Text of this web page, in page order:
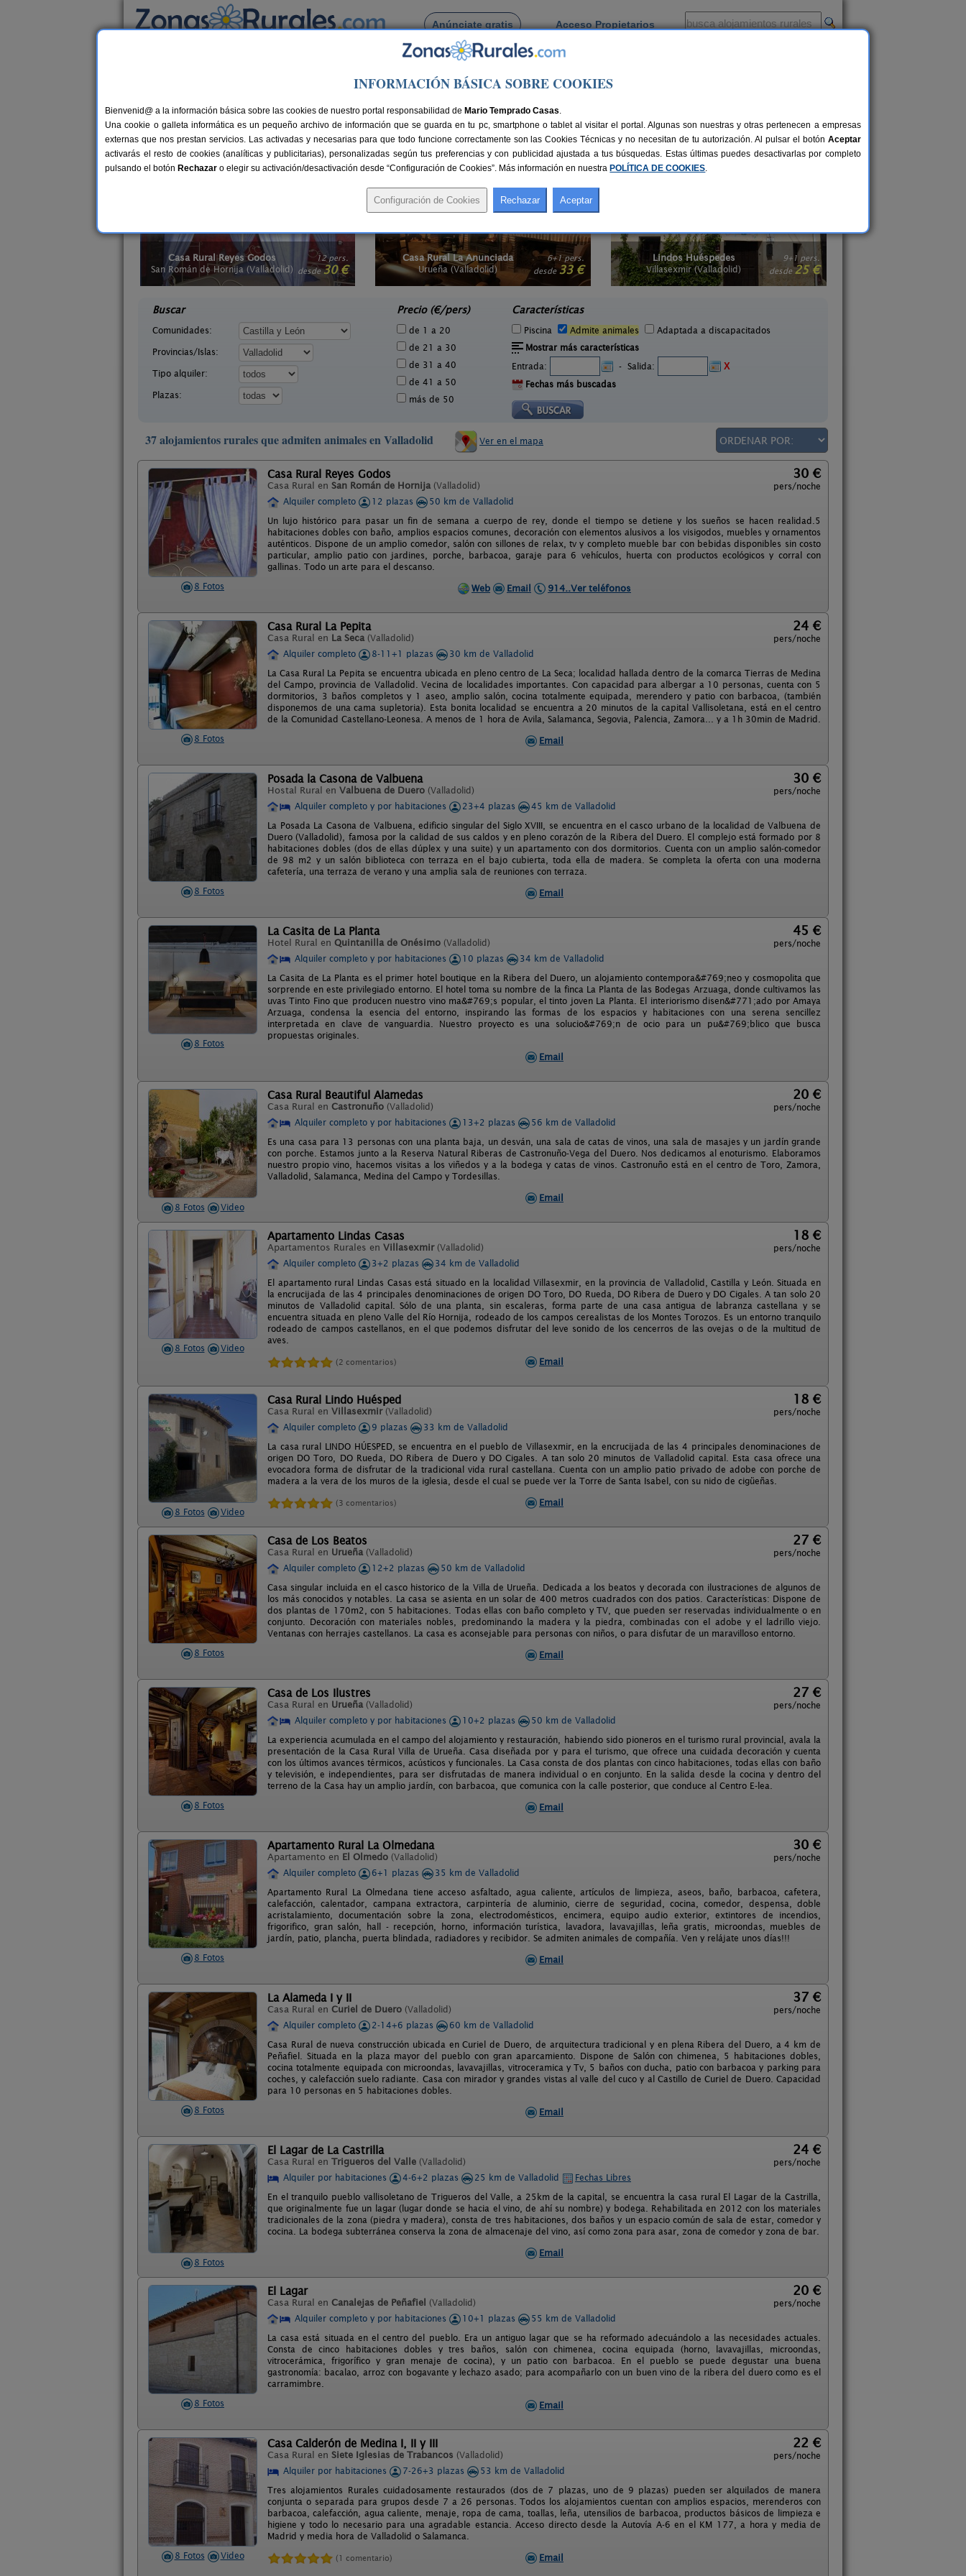
Anúnciate gratis Acceso Propietarios
Busca por pueblo
>Castilla y León> Valladolid
Casas rurales que admiten animales en Valladolid
¿Buscas casas rurales que admiten animales? Aquí encontrarásalojamientos en Valladolid que aceptan mascotas, son parte de la familia y por ello, van
contigo de vacaciones. También tienen derecho de disfrutar de las ventajas de alquilar una casa rural y de los encantos del entorno. ¿Te imaginas el
momento mágico con tu mascota al lado de la chimena?, encuentra
casas rurales con chimenea en Valladolid y filtra por las que admitan animales.
6+1 pers.
desde33 €
Casa Rural La Anunciada
Urueña (Valladolid)
9+1 pers.
desde25 €
Lindos Huéspedes
Villasexmir (Valladolid)
6-8+2 pers.
desde 23 €
La Casa del Medio
Curiel de Duero (Valladolid)
Buscar
Comunidades:
Provincias/Islas:
Tipo alquiler:
Plazas:
Precio (€/pers)
de 1 a 20
de 21 a 30
de 31 a 40
de 41 a 50
más de 50
Características
Piscina Admite animales
Adaptada a discapacitados
Mostrar más características
Entrada:
- Salida:
X
Fechas más buscadas
37 alojamientos rurales que admiten animales en Valladolid Ver en el mapa
8 Fotos
Casa Rural Reyes Godos
Casa Rural en San Román de Hornija (Valladolid)
30 €
pers/noche
Alquiler completo
12 plazas
50 km de Valladolid
Un lujo histórico para pasar un fin de semana a cuerpo de rey, donde el tiempo se detiene y los sueños se hacen realidad.5
habitaciones dobles con baño, amplios espacios comunes, decoración con elementos alusivos a los visigodos, muebles y ornamentos
auténticos. Dispone de un amplio comedor, salón con sillones de relax, tv y completo mueble bar con bebidas disponibles sin costo
particular, amplio patio con jardines, porche, barbacoa, garaje para 6 vehículos, huerta con productos ecológicos y corral con
gallinas. Todo un arte para el descanso.
Web
Email 914..Ver teléfonos
8 Fotos
Casa Rural La Pepita
Casa Rural en La Seca (Valladolid)
24 €
pers/noche
Alquiler completo
8-11+1 plazas
30 km de Valladolid
La Casa Rural La Pepita se encuentra ubicada en pleno centro de La Seca; localidad hallada dentro de la comarca Tierras de Medina
del Campo, provincia de Valladolid. Vecina de localidades importantes. Con capacidad para albergar a 10 personas, cuenta con 5
dormitorios, 3 baños completos y 1 aseo, amplio salón, cocina totalmente equipada, merendero y patio con barbacoa, (también
disponemos de una cama supletoria). Esta bonita localidad se encuentra a 20 minutos de la capital Vallisoletana, está en el centro
de la Comunidad Castellano-Leonesa. A menos de 1 hora de Avila, Salamanca, Segovia, Palencia, Zamora... y a 1h 30min de Madrid.
Email
8 Fotos
Posada la Casona de Valbuena
Hostal Rural en Valbuena de Duero (Valladolid)
30 €
pers/noche
Alquiler completo y por habitaciones
23+4 plazas
45 km de Valladolid
La Posada La Casona de Valbuena, edificio singular del Siglo XVIII, se encuentra en el casco urbano de la localidad de Valbuena de
Duero (Valladolid), famosa por la calidad de sus caldos y en pleno corazón de la Ribera del Duero. El complejo está formado por 8
habitaciones dobles (dos de ellas dúplex y una suite) y un apartamento con dos dormitorios. Cuenta con un amplio salón-comedor
de 98 m2 y un salón biblioteca con terraza en el bajo cubierta, toda ella de madera. Se completa la oferta con una moderna
cafetería, una terraza de verano y una amplia sala de reuniones con terraza.
Email
8 Fotos
La Casita de La Planta
Hotel Rural en Quintanilla de Onésimo (Valladolid)
45 €
pers/noche
Alquiler completo y por habitaciones
10 plazas
34 km de Valladolid
La Casita de La Planta es el primer hotel boutique en la Ribera del Duero, un alojamiento contempora&#769;neo y cosmopolita que
sorprende en este privilegiado entorno. El hotel toma su nombre de la finca La Planta de las Bodegas Arzuaga, donde cultivamos las
uvas Tinto Fino que producen nuestro vino ma&#769;s popular, el tinto joven La Planta. El interiorismo disen&#771;ado por Amaya
Arzuaga, condensa la esencia del entorno, inspirando las formas de los espacios y habitaciones con una serena sencillez
interpretada en clave de vanguardia. Nuestro proyecto es una solucio&#769;n de ocio para un pu&#769;blico que busca
propuestas originales.
Email
8 Fotos Video
Casa Rural Beautiful Alamedas
Casa Rural en Castronuño (Valladolid)
20 €
pers/noche
Alquiler completo y por habitaciones
13+2 plazas
56 km de Valladolid
Es una casa para 13 personas con una planta baja, un desván, una sala de catas de vinos, una sala de masajes y un jardín grande
con porche. Estamos junto a la Reserva Natural Riberas de Castronuño-Vega del Duero. Nos dedicamos al enoturismo. Elaboramos
nuestro propio vino, hacemos visitas a los viñedos y a la bodega y catas de vinos. Castronuño está en el centro de Toro, Zamora,
Valladolid, Salamanca, Medina del Campo y Tordesillas.
Email
8 Fotos Video
Apartamento Lindas Casas
Apartamentos Rurales en Villasexmir (Valladolid)
18 €
pers/noche
Alquiler completo
3+2 plazas
34 km de Valladolid
El apartamento rural Lindas Casas está situado en la localidad Villasexmir, en la provincia de Valladolid, Castilla y León. Situada en
la encrucijada de las 4 principales denominaciones de origen DO Toro, DO Rueda, DO Ribera de Duero y DO Cigales. A tan solo 20
minutos de Valladolid capital. Sólo de una planta, sin escaleras, forma parte de una casa antigua de labranza castellana y se
encuentra situada en pleno Valle del Río Hornija, rodeado de los campos cerealistas de los Montes Torozos. Es un entorno tranquilo
rodeado de campos castellanos, en el que podemos disfrutar del leve sonido de los cencerros de las ovejas o de la multitud de
aves.
(2 comentarios) Email
8 Fotos Video
Casa Rural Lindo Huésped
Casa Rural en Villasexmir (Valladolid)
18 €
pers/noche
Alquiler completo
9 plazas
33 km de Valladolid
La casa rural LINDO HÚESPED, se encuentra en el pueblo de Villasexmir, en la encrucijada de las 4 principales denominaciones de
origen DO Toro, DO Rueda, DO Ribera de Duero y DO Cigales. A tan solo 20 minutos de Valladolid capital. Esta casa ofrece una
evocadora forma de disfrutar de la tradicional vida rural castellana. Cuenta con un amplio patio privado de adobe con porche de
madera a la vera de los muros de la iglesia, desde el cual se puede ver la Torre de Santa Isabel, con su nido de cigüeñas.
(3 comentarios) Email
8 Fotos
Casa de Los Beatos
Casa Rural en Urueña (Valladolid)
27 €
pers/noche
Alquiler completo
12+2 plazas
50 km de Valladolid
Casa singular incluida en el casco historico de la Villa de Urueña. Dedicada a los beatos y decorada con ilustraciones de algunos de
los más conocidos y notables. La casa se asienta en un solar de 400 metros cuadrados con dos patios. Características: Dispone de
dos plantas de 170m2, con 5 habitaciones. Todas ellas con baño completo y TV, que pueden ser reservadas individualmente o en
conjunto. Decoración con materiales nobles, predominando la madera y la piedra, combinadas con el adobe y el ladrillo viejo.
Ventanas con herrajes castellanos. La casa es aconsejable para personas con niños, o para disfutar de un maravilloso entorno.
Email
8 Fotos
Casa de Los Ilustres
Casa Rural en Urueña (Valladolid)
27 €
pers/noche
Alquiler completo y por habitaciones
10+2 plazas
50 km de Valladolid
La experiencia acumulada en el campo del alojamiento y restauración, habiendo sido pioneros en el turismo rural provincial, avala la
presentación de la Casa Rural Villa de Urueña. Casa diseñada por y para el turismo, que ofrece una cuidada decoración y cuenta
con los últimos avances térmicos, acústicos y funcionales. La Casa consta de dos plantas con cinco habitaciones, todas ellas con baño
y televisión, e independientes, para ser disfrutadas de manera individual o en conjunto. En la salida desde la cocina y dentro del
terreno de la Casa hay un amplio jardín, con barbacoa, que comunica con la calle posterior, que conduce al Centro E-lea.
Email
8 Fotos
Apartamento Rural La Olmedana
Apartamento en El Olmedo (Valladolid)
30 €
pers/noche
Alquiler completo
6+1 plazas
35 km de Valladolid
Apartamento Rural La Olmedana tiene acceso asfaltado, agua caliente, artículos de limpieza, aseos, baño, barbacoa, cafetera,
calefacción, calentador, campana extractora, carpintería de aluminio, cierre de seguridad, cocina, comedor, despensa, doble
acristalamiento, documentación sobre la zona, electrodomésticos, encimera, equipo audio exterior, extintores de incendios,
frigorifico, gran salón, hall - recepción, horno, información turística, lavadora, lavavajillas, leña gratis, microondas, muebles de
jardín, patio, plancha, puerta blindada, radiadores y recibidor. Se admiten animales de compañía. Ven y relájate unos días!!!
Email
8 Fotos
La Alameda I y II
Casa Rural en Curiel de Duero (Valladolid)
37 €
pers/noche
Alquiler completo
2-14+6 plazas
60 km de Valladolid
Casa Rural de nueva construcción ubicada en Curiel de Duero, de arquitectura tradicional y en plena Ribera del Duero, a 4 km de
Peñafiel. Situada en la plaza mayor del pueblo con gran aparcamiento. Dispone de Salón con chimenea, 5 habitaciones dobles,
cocina totalmente equipada con microondas, lavavajillas, vitroceramica y Tv, 5 baños con ducha, patio con barbacoa y parking para
coches, y calefacción suelo radiante. Casa con mirador y grandes vistas al valle del cuco y al Castillo de Curiel de Duero. Capacidad
para 10 personas en 5 habitaciones dobles.
Email
8 Fotos
El Lagar de La Castrilla
Casa Rural en Trigueros del Valle (Valladolid)
24 €
pers/noche
Alquiler por habitaciones
4-6+2 plazas 25 km de Valladolid
Fechas Libres
En el tranquilo pueblo vallisoletano de Trigueros del Valle, a 25km de la capital, se encuentra la casa rural El Lagar de la Castrilla,
que originalmente fue un lagar (lugar donde se hacia el vino, de ahí su nombre) y bodega. Rehabilitada en 2012 con los materiales
tradicionales de la zona (piedra y madera), consta de tres habitaciones, dos baños y un espacio común de sala de estar, comedor y
cocina. La bodega subterránea conserva la zona de almacenaje del vino, así como zona para asar, zona de comedor y zona de bar.
Email
8 Fotos
El Lagar
Casa Rural en Canalejas de Peñafiel (Valladolid)
20 €
pers/noche
Alquiler completo y por habitaciones
10+1 plazas
55 km de Valladolid
La casa está situada en el centro del pueblo. Era un antiguo lagar que se ha reformado adecuándolo a las necesidades actuales.
Consta de cinco habitaciones dobles y tres baños, salón con chimenea, cocina equipada (horno, lavavajillas, microondas,
vitrocerámica, frigorífico y gran menaje de cocina), y un patio con barbacoa. En el pueblo se puede degustar una buena
gastronomía: bacalao, arroz con bogavante y lechazo asado; para acompañarlo con un buen vino de la ribera del duero como es el
carramimbre.
Email
8 Fotos Video
Casa Calderón de Medina I, II y III
Casa Rural en Siete Iglesias de Trabancos (Valladolid)
22 €
pers/noche
Alquiler por habitaciones
7-26+3 plazas
53 km de Valladolid
Tres alojamientos Rurales cuidadosamente restaurados (dos de 7 plazas, uno de 9 plazas) pueden ser alquilados de manera
conjunta o separada para grupos desde 7 a 26 personas. Todos los alojamientos cuentan con amplios espacios, merenderos con
barbacoa, calefacción, agua caliente, menaje, ropa de cama, toallas, leña, utensilios de barbacoa, productos básicos de limpieza e
higiene y todo lo necesario para una agradable estancia. Acceso directo desde la Autovía A-6 en el KM 177, a hora y media de
Madrid y media hora de Valladolid o Salamanca.
(1 comentario) Email
INFORMACIÓN BÁSICA SOBRE COOKIES
Bienvenid@ a la información básica sobre las cookies de nuestro portal responsabilidad de Mario Temprado Casas.
Una cookie o galleta informática es un pequeño archivo de información que se guarda en tu pc, smartphone o tablet al visitar el portal. Algunas son nuestras y otras pertenecen a empresas
externas que nos prestan servicios. Las activadas y necesarias para que todo funcione correctamente son las Cookies Técnicas y no necesitan de tu autorización. Al pulsar el botón Aceptar
activarás el resto de cookies (analíticas y publicitarias), personalizadas según tus preferencias y con publicidad ajustada a tus búsquedas. Estas últimas puedes desactivarlas por completo
pulsando el botón Rechazar o elegir su activación/desactivación desde “Configuración de Cookies”. Más información en nuestra POLÍTICA DE COOKIES.